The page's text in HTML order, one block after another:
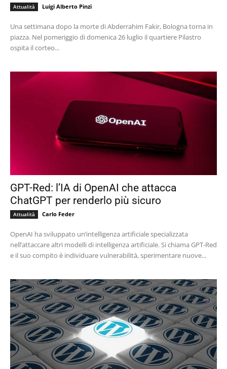
Attualità Luigi Alberto Pinzi
Una settimana dopo la morte di Abderrahim Fakir, Bologna torna in
piazza. Nel pomeriggio di domenica 26 luglio il quartiere Pilastro
ospita il corteo...
GPT-Red: l’IA di OpenAI che attacca
ChatGPT per renderlo più sicuro
Attualità Carlo Feder
OpenAI ha sviluppato un’intelligenza artificiale specializzata
nell’attaccare altri modelli di intelligenza artificiale. Si chiama GPT-Red
e il suo compito è individuare vulnerabilità, sperimentare nuove...